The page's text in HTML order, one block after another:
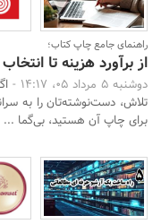
راهنمای جامع چاپ کتاب؛
از برآورد هزینه تا
دوشنبه 5 مرداد 05، 14:17 -
تلاش، دست‌نوشته‌تان را به
برای چاپ آن هستید، بی‌گما ...